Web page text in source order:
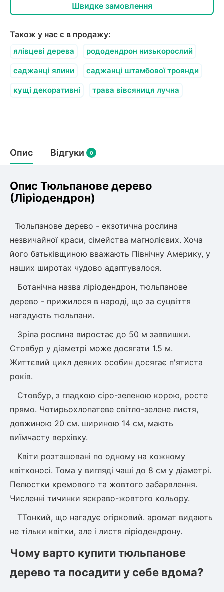
троянди)
(агротканини)Швидке замовлення
Також у нас є в продажу:
ялівцеві дерева рододендрон низькорослий
саджанці ялини саджанці штамбової троянди
кущі декоративні трава вівсяниця лучна
Опис Відгуки 0
Опис Тюльпанове дерево
(Ліріодендрон)
Тюльпанове дерево - екзотична рослина
незвичайної краси, сімейства магнолієвих. Хоча
його батьківщиною вважають Північну Америку, у
наших широтах чудово адаптувалося.
Ботанічна назва ліріодендрон, тюльпанове
дерево - прижилося в народі, що за суцвіття
нагадують тюльпани.
Зріла рослина виростає до 50 м заввишки.
Стовбур у діаметрі може досягати 1.5 м.
Життєвий цикл деяких особин досягає п'ятиста
років.
Стовбур, з гладкою сіро-зеленою корою, росте
прямо. Чотирьохлопатеве світло-зелене листя,
довжиною 20 см. шириною 14 см, мають
виїмчасту верхівку.
Квіти розташовані по одному на кожному
квітконосі. Тома у вигляді чаші до 8 см у діаметрі.
Пелюстки кремового та жовтого забарвлення.
Численні тичинки яскраво-жовтого кольору.
ТТонкий, що нагадує огірковий. аромат видають
не тільки квітки, але і листя ліріодендрону.
Чому варто купити тюльпанове
дерево та посадити у себе вдома?